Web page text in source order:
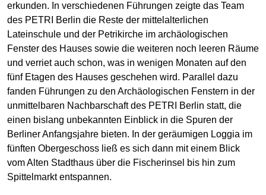
erkunden. In verschiedenen Führungen zeigte das Team
des PETRI Berlin die Reste der mittelalterlichen
Lateinschule und der Petrikirche im archäologischen
Fenster des Hauses sowie die weiteren noch leeren Räume
und verriet auch schon, was in wenigen Monaten auf den
fünf Etagen des Hauses geschehen wird. Parallel dazu
fanden Führungen zu den Archäologischen Fenstern in der
unmittelbaren Nachbarschaft des PETRI Berlin statt, die
einen bislang unbekannten Einblick in die Spuren der
Berliner Anfangsjahre bieten. In der geräumigen Loggia im
fünften Obergeschoss ließ es sich dann mit einem Blick
vom Alten Stadthaus über die Fischerinsel bis hin zum
Spittelmarkt entspannen.